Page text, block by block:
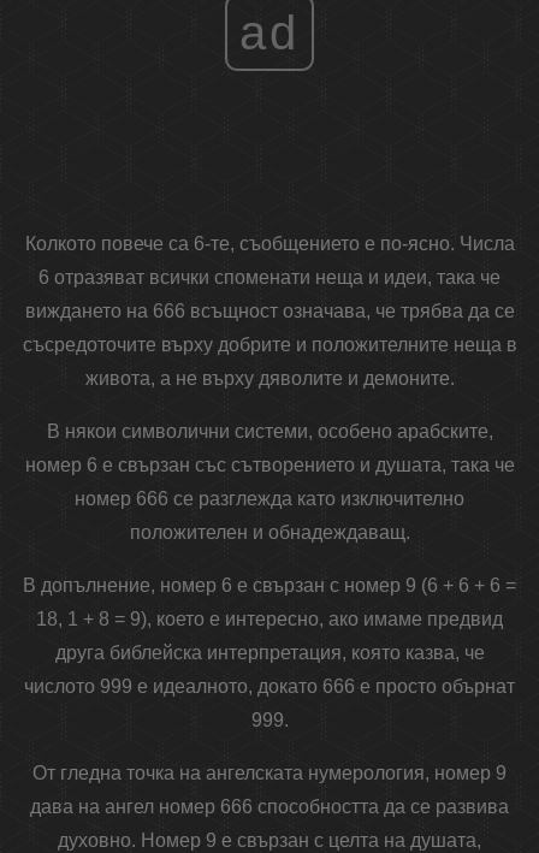
ad
Колкото повече са 6-те, съобщението е по-ясно. Числа
6 отразяват всички споменати неща и идеи, така че
виждането на 666 всъщност означава, че трябва да се
съсредоточите върху добрите и положителните неща в
живота, а не върху дяволите и демоните.
В някои символични системи, особено арабските,
номер 6 е свързан със сътворението и душата, така че
номер 666 се разглежда като изключително
положителен и обнадеждаващ.
В допълнение, номер 6 е свързан с номер 9 (6 + 6 + 6 =
18, 1 + 8 = 9), което е интересно, ако имаме предвид
друга библейска интерпретация, която казва, че
числото 999 е идеалното, докато 666 е просто обърнат
999.
От гледна точка на ангелската нумерология, номер 9
дава на ангел номер 666 способността да се развива
духовно. Номер 9 е свързан с целта на душата,